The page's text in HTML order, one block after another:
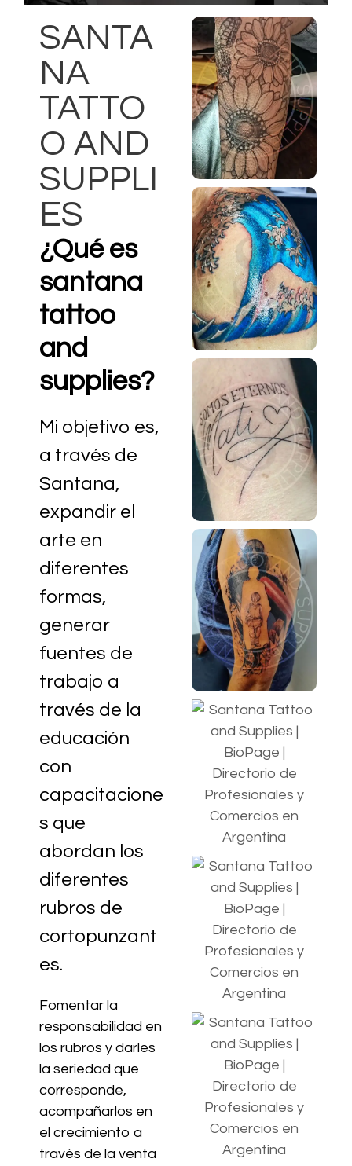
SANTA
NA
TATTO
O AND
SUPPLI
ES
¿Qué es
santana
tattoo
and
supplies?
Mi objetivo es,
a través de
Santana,
expandir el
arte en
diferentes
formas,
generar
fuentes de
trabajo a
través de la
educación
con
capacitacione
s que
abordan los
diferentes
rubros de
cortopunzant
es.
Fomentar la
responsabilidad en
los rubros y darles
la seriedad que
corresponde,
acompañarlos en
el crecimiento a
través de la venta